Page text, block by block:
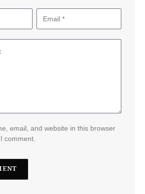
email, and website in this browser
comment.